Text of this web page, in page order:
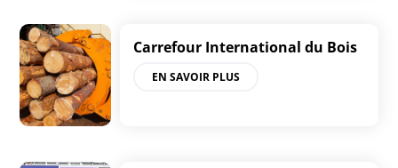
Carrefour International du Bois
EN SAVOIR PLUS